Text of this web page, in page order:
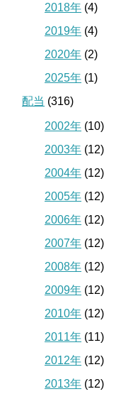
2018年 (4)
2019年 (4)
2020年 (2)
2025年 (1)
配当 (316)
2002年 (10)
2003年 (12)
2004年 (12)
2005年 (12)
2006年 (12)
2007年 (12)
2008年 (12)
2009年 (12)
2010年 (12)
2011年 (11)
2012年 (12)
2013年 (12)